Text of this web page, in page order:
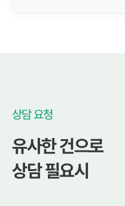
상담 요청
유사한 건으로
상담 필요시